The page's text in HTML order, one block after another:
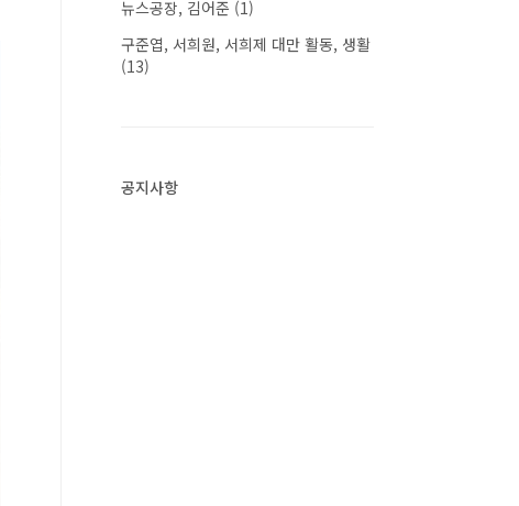
뉴스공장, 김어준 (1)
구준엽, 서희원, 서희제 대만 활동, 생활
(13)
공지사항